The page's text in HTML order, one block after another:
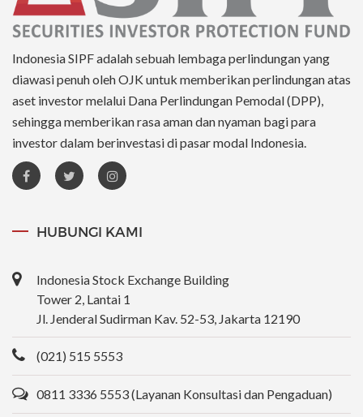
Indonesia SIPF adalah sebuah lembaga perlindungan yang
diawasi penuh oleh OJK untuk memberikan perlindungan atas
aset investor melalui Dana Perlindungan Pemodal (DPP),
sehingga memberikan rasa aman dan nyaman bagi para
investor dalam berinvestasi di pasar modal Indonesia.
HUBUNGI KAMI
Indonesia Stock Exchange Building
Tower 2, Lantai 1
Jl. Jenderal Sudirman Kav. 52-53, Jakarta 12190
(021) 515 5553
0811 3336 5553 (Layanan Konsultasi dan Pengaduan)